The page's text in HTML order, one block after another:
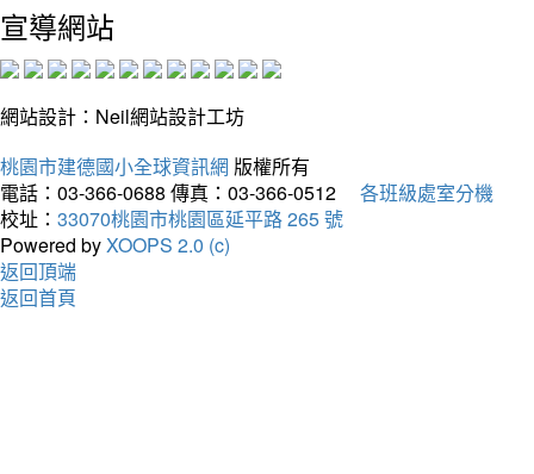
宣導網站
網站設計：Neil網站設計工坊
桃園市建德國小全球資訊網 版權所有
電話：03-366-0688 傳真：03-366-0512
各班級處室分機
校址： 33070桃園市桃園區延平路 265 號
Powered byXOOPS 2.0 (c)
返回頂端
返回首頁